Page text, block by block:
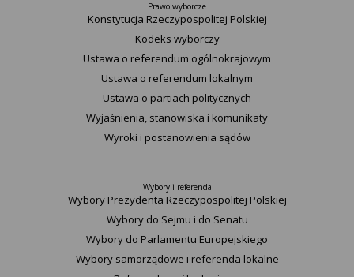
Prawo wyborcze
Konstytucja Rzeczypospolitej Polskiej​
Kodeks wyborczy
Ustawa o referendum ogólnokrajowym
Ustawa o referendum lokalnym
Ustawa o partiach politycznych
Wyjaśnienia, stanowiska i komunikaty
Wyroki i postanowienia sądów
Wybory i referenda
Wybory Prezydenta Rzeczypospolitej Polskiej
Wybory do Sejmu i do Senatu
Wybory do Parlamentu Europejskiego
Wybory samorządowe i referenda lokalne